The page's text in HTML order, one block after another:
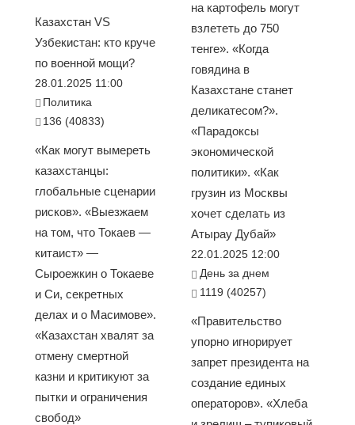
Казахстан VS
Узбекистан: кто круче
по военной мощи?
28.01.2025 11:00
Политика
136 (40833)
«Как могут вымереть
казахстанцы:
глобальные сценарии
рисков». «Выезжаем
на том, что Токаев —
китаист» —
Сыроежкин о Токаеве
и Си, секретных
делах и о Масимове».
«Казахстан хвалят за
отмену смертной
казни и критикуют за
пытки и ограничения
свобод»
на картофель могут
взлететь до 750
тенге». «Когда
говядина в
Казахстане станет
деликатесом?».
«Парадоксы
экономической
политики». «Как
грузин из Москвы
хочет сделать из
Атырау Дубай»
22.01.2025 12:00
День за днем
1119 (40257)
«Правительство
упорно игнорирует
запрет президента на
создание единых
операторов». «Хлеба